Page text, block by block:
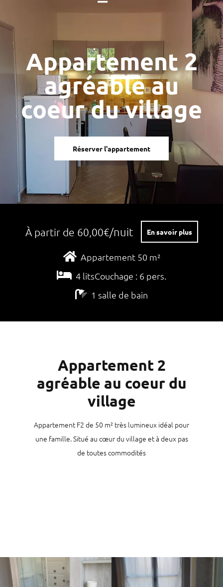
Appartement 2
agréable au
coeur du village
Réserver l'appartement
À partir de 60,00€/nuit En savoir plus
Appartement 50 m²
4 litsCouchage : 6 pers.
1 salle de bain
Appartement 2
agréable au coeur du
village
Appartement F2 de 50 m² très lumineux idéal pour
une famille. Situé au cœur du village et à deux pas
de toutes commodités